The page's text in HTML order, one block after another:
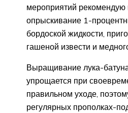
мероприятий рекомендую
опрыскивание 1-
бордоской жидкости,
гашеной извести и
Выращивание лука-
упрощается при
правильном уходе,
регулярных прополках-